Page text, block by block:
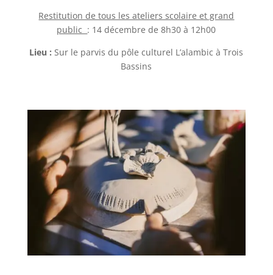
Restitution de tous les ateliers scolaire et grand
public : 14 décembre de 8h30 à 12h00
Lieu :Sur le parvis du pôle culturel L’alambic à Trois
Bassins